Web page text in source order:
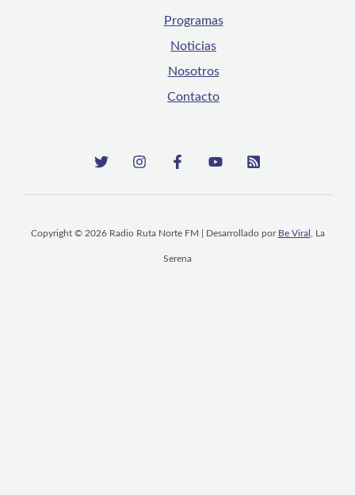
Programas
Noticias
Nosotros
Contacto
Copyright © 2026 Radio Ruta Norte FM | Desarrollado por Be Viral , La
Serena